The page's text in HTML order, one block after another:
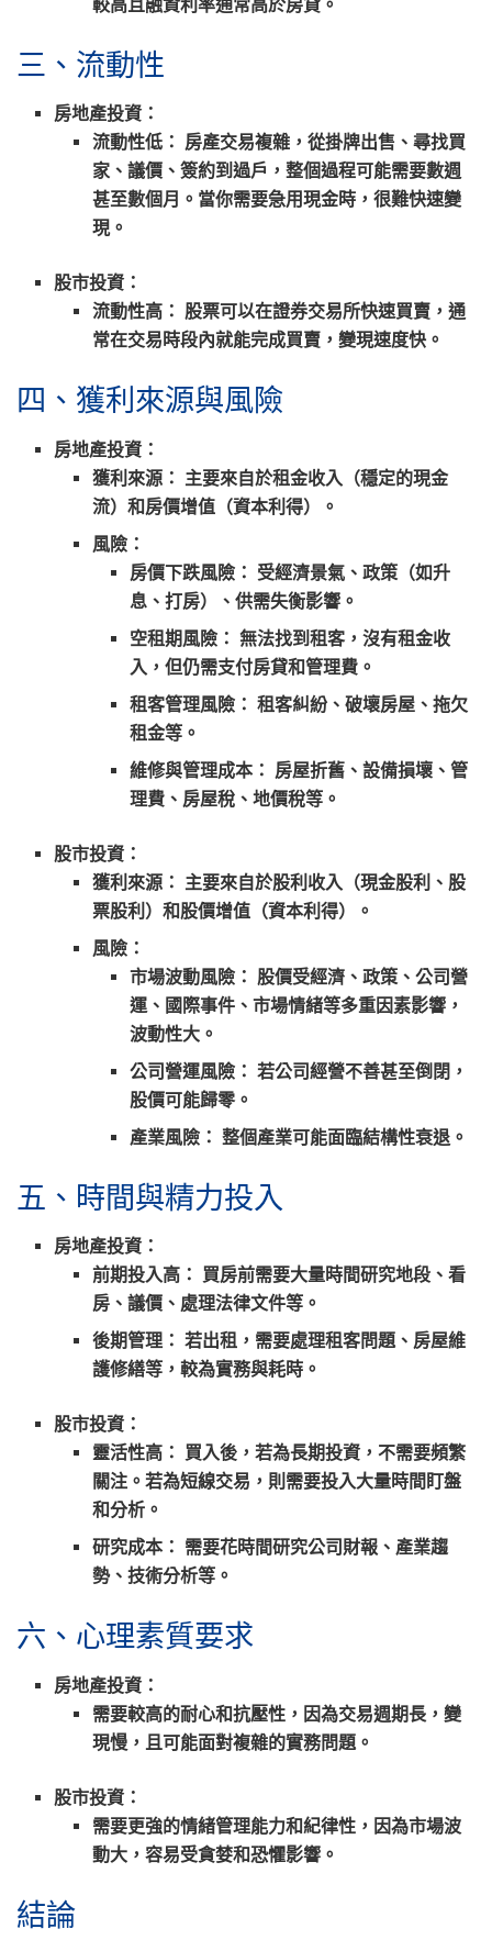
較高且融資利率通常高於房貸。
三、流動性
房地產投資：
流動性低： 房產交易複雜，從掛牌出售、尋找買
家、議價、簽約到過戶，整個過程可能需要數週
甚至數個月。當你需要急用現金時，很難快速變
現。
股市投資：
流動性高： 股票可以在證券交易所快速買賣，通
常在交易時段內就能完成買賣，變現速度快。
四、獲利來源與風險
房地產投資：
獲利來源： 主要來自於租金收入（穩定的現金
流）和房價增值（資本利得）。
風險：
房價下跌風險： 受經濟景氣、政策（如升
息、打房）、供需失衡影響。
空租期風險： 無法找到租客，沒有租金收
入，但仍需支付房貸和管理費。
租客管理風險： 租客糾紛、破壞房屋、拖欠
租金等。
維修與管理成本： 房屋折舊、設備損壞、管
理費、房屋稅、地價稅等。
股市投資：
獲利來源： 主要來自於股利收入（現金股利、股
票股利）和股價增值（資本利得）。
風險：
市場波動風險： 股價受經濟、政策、公司營
運、國際事件、市場情緒等多重因素影響，
波動性大。
公司營運風險： 若公司經營不善甚至倒閉，
股價可能歸零。
產業風險： 整個產業可能面臨結構性衰退。
五、時間與精力投入
房地產投資：
前期投入高： 買房前需要大量時間研究地段、看
房、議價、處理法律文件等。
後期管理： 若出租，需要處理租客問題、房屋維
護修繕等，較為實務與耗時。
股市投資：
靈活性高： 買入後，若為長期投資，不需要頻繁
關注。若為短線交易，則需要投入大量時間盯盤
和分析。
研究成本： 需要花時間研究公司財報、產業趨
勢、技術分析等。
六、心理素質要求
房地產投資：
需要較高的耐心和抗壓性，因為交易週期長，變
現慢，且可能面對複雜的實務問題。
股市投資：
需要更強的情緒管理能力和紀律性，因為市場波
動大，容易受貪婪和恐懼影響。
結論